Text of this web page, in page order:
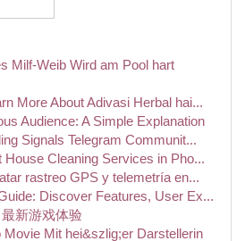
Milf-Weib Wird am Pool hart
More About Adivasi Herbal hai...
Audience: A Simple Explanation
Signals Telegram Communit...
House Cleaning Services in Pho...
rastreo GPS y telemetría en...
Discover Features, User Ex...
新游戏体验
Mit hei&szlig;er Darstellerin